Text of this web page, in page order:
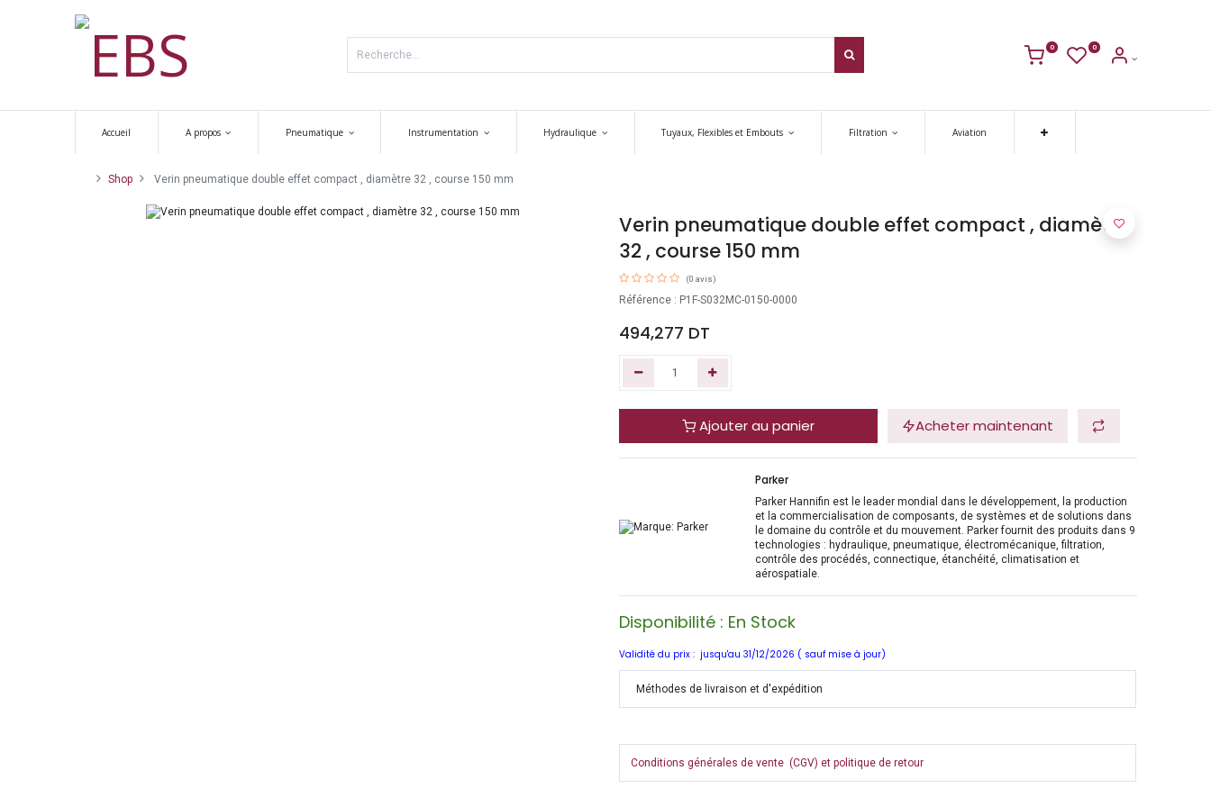
0 0
Accueil A propos Pneumatique Instrumentation Hydraulique Tuyaux, Flexibles et Embouts Filtration Aviation
Shop Verin pneumatique double effet compact , diamètre 32 , course 150 mm
Verin pneumatique double effet compact , diamètre
32 , course 150 mm
(0 avis)
Référence : P1F-S032MC-0150-0000
494,277 DT
Ajouter au panier Acheter maintenant
Parker
Parker Hannifin est le leader mondial dans le développement, la production
et la commercialisation de composants, de systèmes et de solutions dans
le domaine du contrôle et du mouvement. Parker fournit des produits dans 9
technologies : hydraulique, pneumatique, électromécanique, filtration,
contrôle des procédés, connectique, étanchéité, climatisation et
aérospatiale.
Disponibilité : En Stock
Validité du prix : jusqu'au 31/12/2026 ( sauf mise à jour)
Méthodes de livraison et d'expédition
Conditions générales de vente (CGV) et politique de retour